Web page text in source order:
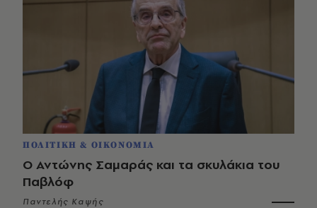
ΠΟΛΙΤΙΚΗ & ΟΙΚΟΝΟΜΙΑ
Ο Αντώνης Σαμαράς και τα σκυλάκια του
Παβλόφ
Παντελής Καψής